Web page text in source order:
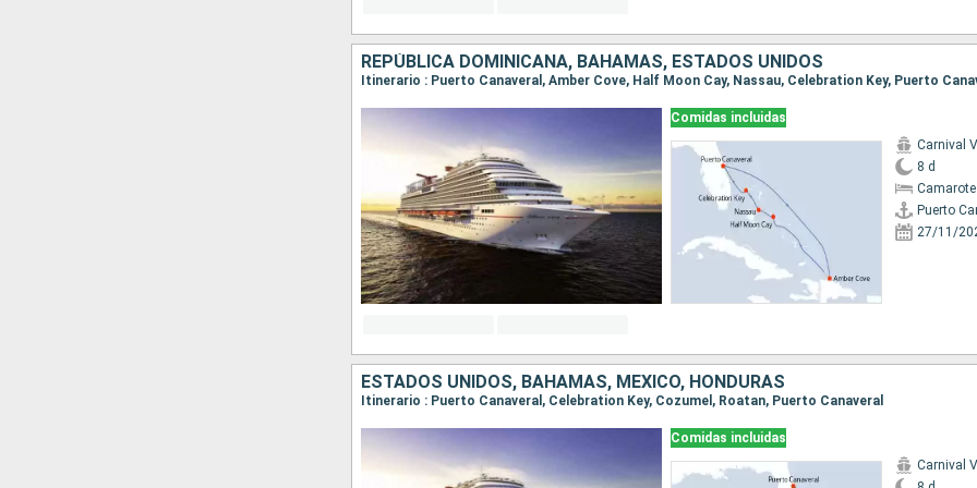
REPÚBLICA DOMINICANA, BAHAMAS, ESTADOS UNIDOS
Itinerario : Puerto Canaveral, Amber Cove, Half Moon Cay, Nassau, Celebration Key, Puerto
Comidas incluidas
Carnival
8 d
Puerto
27/11/
ESTADOS UNIDOS, BAHAMAS, MÉXICO, HONDURAS
Itinerario : Puerto Canaveral, Celebration Key, Cozumel, Roatan, Puerto Canaveral
Comidas incluidas
Carnival